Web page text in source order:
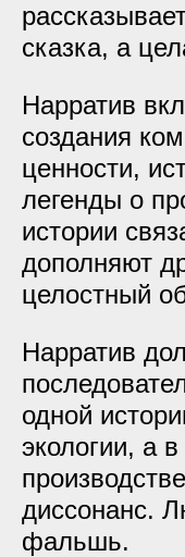
сказка, а
Нарратив
создания
ценности,
легенды о
истории
дополняют
целостный
Нарратив
одной
экологии, а
диссонанс.
фальшь.